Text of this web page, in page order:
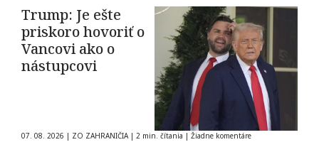
Trump: Je ešte
priskoro hovoriť o
Vancovi ako o
nástupcovi
07. 08. 2026 | ZO ZAHRANIČIA | 2 min. čítania | Žiadne komentáre